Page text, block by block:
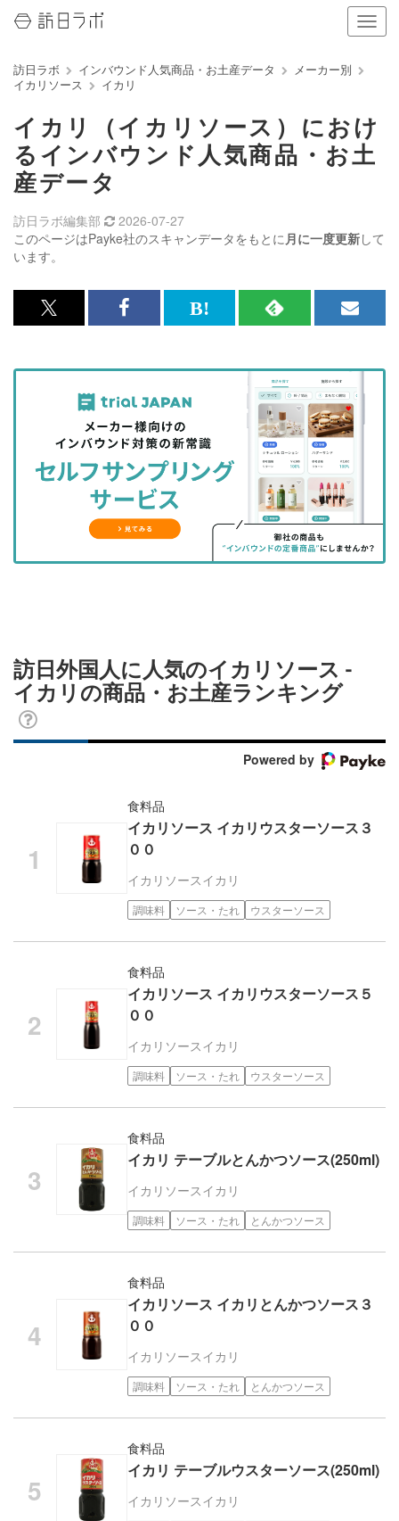
ナ
ビ
ン
の
表
り
る
訪日ラボ インバウンド人気商品・お土産データ
メーカー別
イカリソース
イカリ
イカリ（イカリソース）におけ
るインバウンド人気商品・お土
産データ
このページはPayke社のスキャンデータをもとに月に一度更新して
います。
訪日ラボ編集部 2026-07-27
x<br>
記
を
シ
ェ
る
Facebook<br>
記
事
を
シ
ェ
ア
す
る
は
な
ッ
ク
マ
に
RSS
記
事
を
購
読
す
る
メ
マ
ガ
登
録
す
る
訪日外国人に人気のイカリソース -
イカリの商品・お土産ランキング
Powered by
食料品
イカリソース イカリウスターソース３
００
イカリソースイカリ
調味料 ソース・たれ ウスターソース
食料品
イカリソース イカリウスターソース５
００
イカリソースイカリ
調味料 ソース・たれ ウスターソース
食料品
イカリ テーブルとんかつソース(250ml)
イカリソースイカリ
調味料 ソース・たれ とんかつソース
食料品
イカリソース イカリとんかつソース３
００
イカリソースイカリ
調味料 ソース・たれ とんかつソース
食料品
イカリ テーブルウスターソース(250ml)
イカリソースイカリ